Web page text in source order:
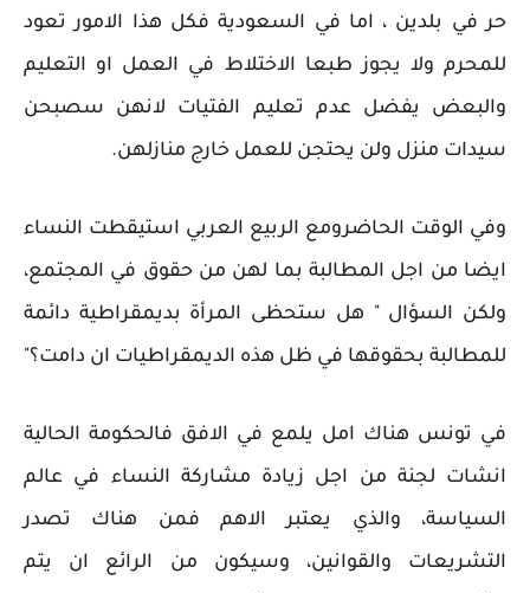
حر في بلدين ، اما في السعودية فكل هذا الامور تعود
للمحرم ولا يجوز طبعا الاختلاط في العمل او التعليم
والبعض يفضل عدم تعليم الفتيات لانهن سصبحن
سيدات منزل ولن يحتجن للعمل خارج منازلهن.
وفي الوقت الحاضرومع الربيع العربي استيقطت النساء
ايضا من اجل المطالبة بما لهن من حقوق في المجتمع،
ولكن السؤال " هل ستحظى المرأة بديمقراطية دائمة
للمطالبة بحقوقها في ظل هذه الديمقراطيات ان دامت؟"
في تونس هناك امل يلمع في الافق فالحكومة الحالية
انشات لجنة من اجل زيادة مشاركة النساء في عالم
السياسة، والذي يعتبر الاهم فمن هناك تصدر
التشريعات والقوانين، وسيكون من الرائع ان يتم